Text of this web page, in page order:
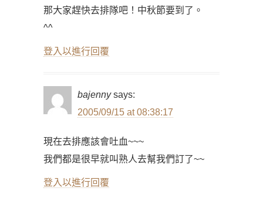
那大家趕快去排隊吧！中秋節要到了。
^^
登入以進行回覆
bajenny says:
2005/09/15 at 08:38:17
現在去排應該會吐血~~~
我們都是很早就叫熟人去幫我們訂了~~
登入以進行回覆